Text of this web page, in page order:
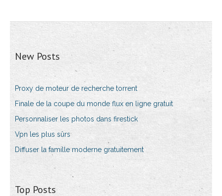
New Posts
Proxy de moteur de recherche torrent
Finale de la coupe du monde flux en ligne gratuit
Personnaliser les photos dans firestick
Vpn les plus sûrs
Diffuser la famille moderne gratuitement
Top Posts